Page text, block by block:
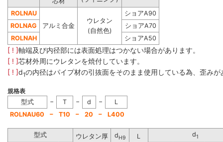
ROLNAU
アルミ合金
ウレタン
(自然色)
ショアA90
ROLNAG
ショアA70
ROLNAH
ショアA50
[ ! ]軸端及び内径部には表面処理はつかない場合があります。
[ ! ]芯材外周にウレタンを焼付しています。
[ ! ]d1の内径はパイプ材の引抜面をそのまま使用している為、歪みが
規格表
型式
− T − d −
L
ROLNAU60
− T10 − 20 − L400
型式
ウレタン厚
dH9
L
d1